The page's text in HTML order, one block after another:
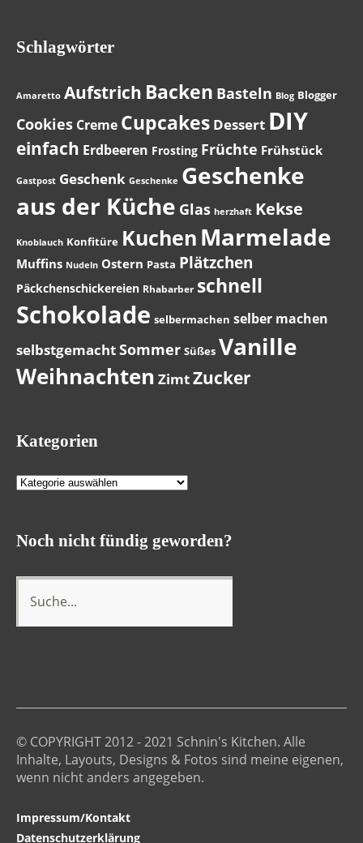
Schlagwörter
Amaretto Aufstrich Backen Basteln Blog Blogger
Cookies Creme Cupcakes Dessert DIY
einfach Erdbeeren Frosting Früchte Frühstück
Gastpost Geschenk Geschenke Geschenke
aus der Küche Glas herzhaft Kekse
Knoblauch Konfitüre Kuchen Marmelade
Muffins Nudeln Ostern Pasta Plätzchen
Päckchenschickereien Rhabarber schnell
Schokolade selbermachen selber machen
selbstgemachtSommer Süßes Vanille
Weihnachten ZimtZucker
Kategorien
Kategorien
Noch nicht fündig geworden?
© COPYRIGHT 2012 - 2021 Schnin's Kitchen. Alle
Inhalte, Layouts, Designs & Fotos sind meine eigenen,
wenn nicht anders angegeben.
Impressum/Kontakt
Datenschutzerklärung